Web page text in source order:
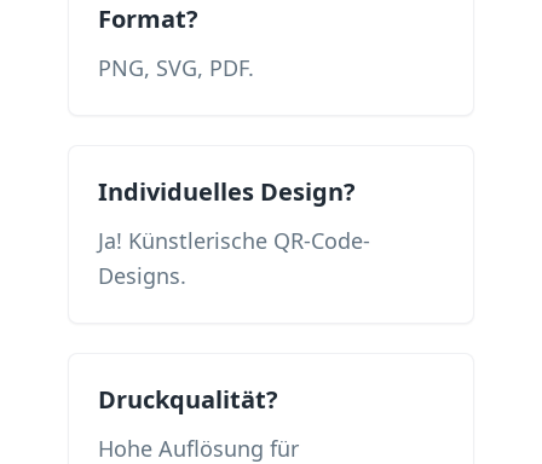
Format?
PNG, SVG, PDF.
Individuelles Design?
Ja! Künstlerische QR-Code-
Designs.
Druckqualität?
Hohe Auflösung für